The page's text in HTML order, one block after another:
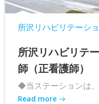
所沢リハビリテーシ
所沢リハビリテ
師（正看護師）
◆当ステーションは
Read more